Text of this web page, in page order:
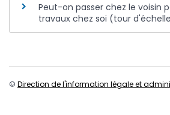
Peut-on passer chez le voisin
travaux chez soi (tour
© Direction de l'information légale et